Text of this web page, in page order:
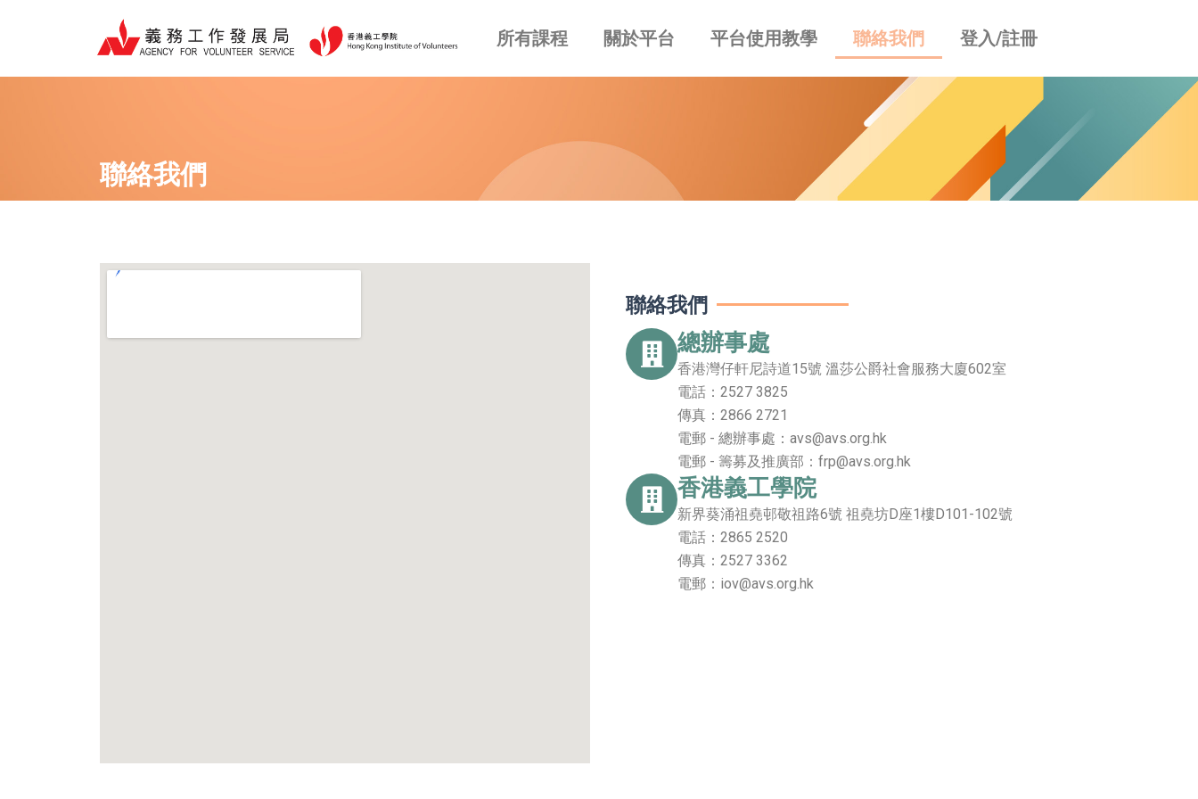
要
所有課程 關於平台 平台使用教學 聯絡我們 登入/註冊
聯絡我們
聯絡我們
總辦事處
香港灣仔軒尼詩道15號 溫莎公爵社會服務大廈602室
電話：2527 3825
傳真：2866 2721
電郵 - 總辦事處：avs@avs.org.hk
電郵 - 籌募及推廣部：frp@avs.org.hk
香港義工學院
新界葵涌祖堯邨敬祖路6號 祖堯坊D座1樓D101-102號
電話：2865 2520
傳真：2527 3362
電郵：iov@avs.org.hk